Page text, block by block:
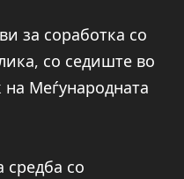
за соработка со
со седиште во
Меѓународната
средба со